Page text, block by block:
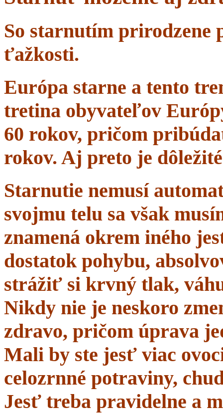
So starnutím prirodzene
ťažkosti.
Európa starne a tento
tretina obyvateľov
60 rokov, pričom
rokov. Aj preto je
Starnutie nemusí
svojmu telu sa však
znamená okrem iného
dostatok pohybu,
strážiť si krvný tlak,
Nikdy nie je neskoro
zdravo, pričom úprava
Mali by ste jesť viac
celozrnné potraviny,
Jesť treba pravidelne a